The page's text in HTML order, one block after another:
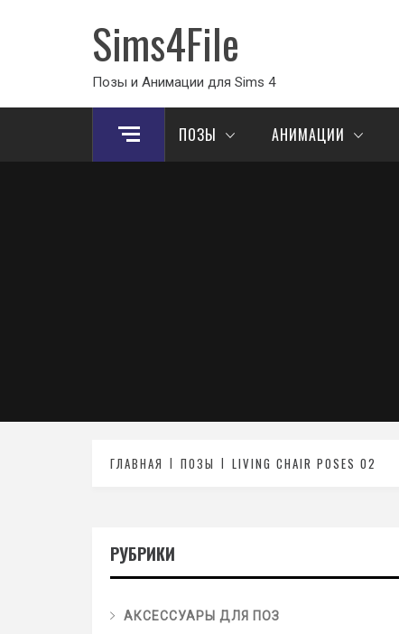
Sims4File
Позы и Анимации для Sims 4
ПОЗЫ АНИМАЦИИ
ГЛАВНАЯ ПОЗЫ LIVING CHAIR POSES 02
РУБРИКИ
АКСЕССУАРЫ ДЛЯ ПОЗ